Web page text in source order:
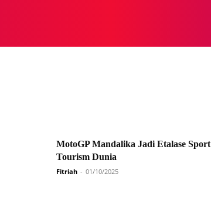
MotoGP Mandalika Jadi Etalase Sport
Tourism Dunia
Fitriah - 01/10/2025